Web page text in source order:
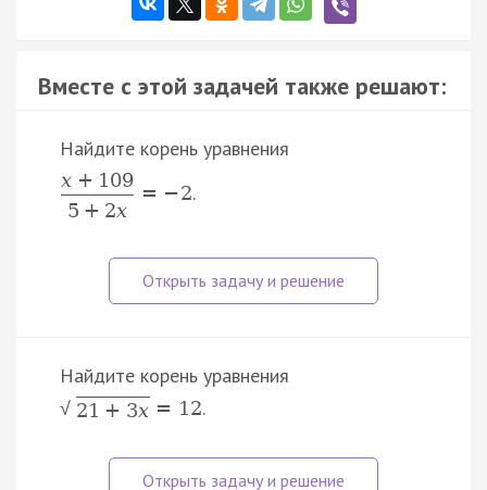
Вместе с этой задачей также решают:
Найдите корень уравнения
x + 109
5 + 2x
= −2.
Найдите корень уравнения
√ 21 + 3x = 12.